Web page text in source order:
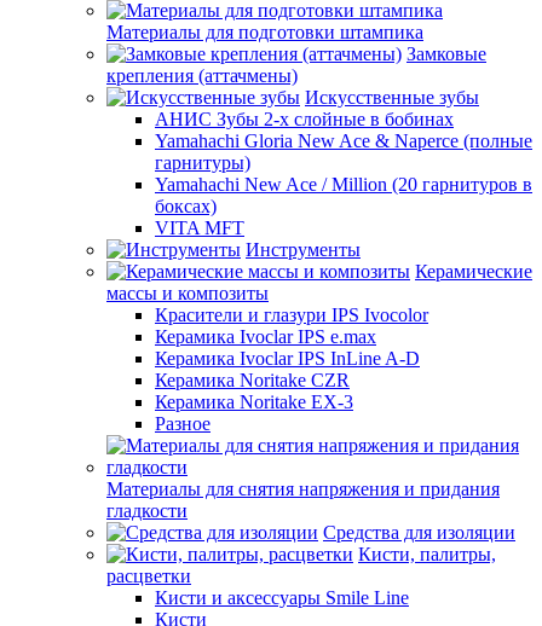
Материалы для подготовки штампика
Замковые
крепления (аттачмены)
Искусственные зубы
АНИС Зубы 2-х слойные в бобинах
Yamahachi Gloria New Ace & Naperce (полные
гарнитуры)
Yamahachi New Ace / Million (20 гарнитуров в
боксах)
VITA MFT
Инструменты
Керамические
массы и композиты
Красители и глазури IPS Ivocolor
Керамика Ivoclar IPS e.max
Керамика Ivoclar IPS InLine A-D
Керамика Noritake CZR
Керамика Noritake EX-3
Разное
Материалы для снятия напряжения и придания
гладкости
Средства для изоляции
Кисти, палитры,
расцветки
Кисти и аксессуары Smile Line
Кисти